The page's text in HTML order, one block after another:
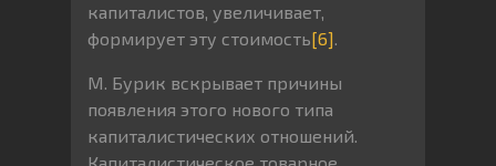
капиталистов, увеличивает,
формирует эту стоимость[6].
М. Бурик вскрывает причины
появления этого нового типа
капиталистических отношений.